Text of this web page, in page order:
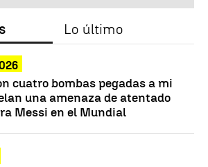
Lo último
cuatro bombas pegadas a mi
una amenaza de atentado
Messi en el Mundial